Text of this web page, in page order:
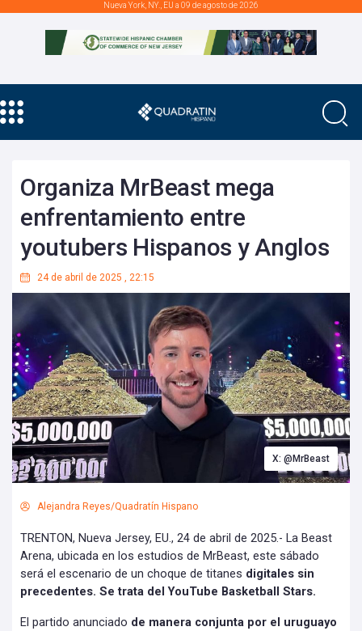
Nueva York, NY., EU a 09 de agosto de 2026
Organiza MrBeast mega
enfrentamiento entre
youtubers Hispanos y Anglos
24 de abril de 2025 , 22:15
X: @MrBeast
Alejandra Reyes/Quadratín Hispano
TRENTON, Nueva Jersey, EU., 24 de abril de 2025.- La Beast
Arena, ubicada en los estudios de MrBeast, este sábado
será el escenario de un choque de titanes digitales sin
precedentes. Se trata del YouTube Basketball Stars.
El partido anunciado de manera conjunta por el uruguayo